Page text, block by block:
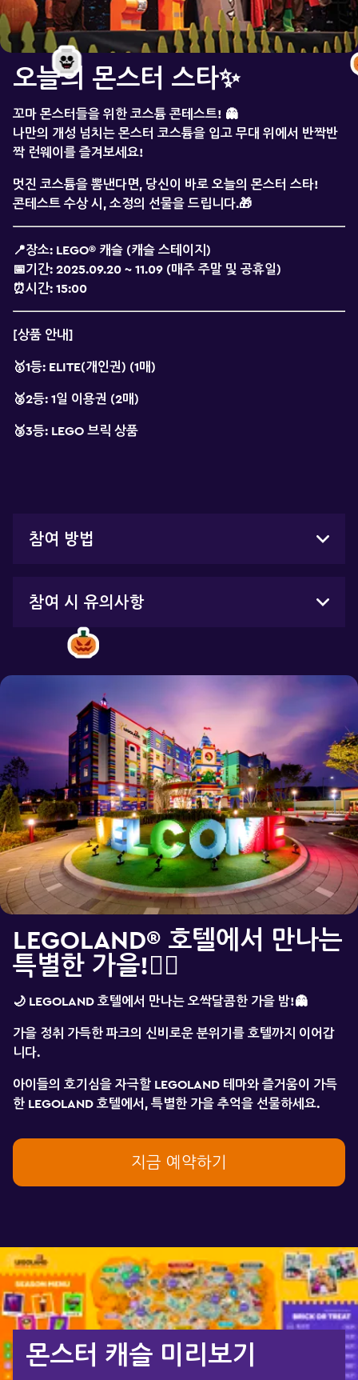
오늘의 몬스터 스타✨
꼬마 몬스터들을 위한 코스튬 콘테스트! 👻
나만의 개성 넘치는 몬스터 코스튬을 입고 무대 위에서 반짝반
짝 런웨이를 즐겨보세요!
멋진 코스튬을 뽐낸다면, 당신이 바로 오늘의 몬스터 스타!
콘테스트 수상 시, 소정의 선물을 드립니다.🎁
📍장소: LEGO® 캐슬 (캐슬 스테이지)
📅기간: 2025.09.20 ~ 11.09 (매주 주말 및 공휴일)
⏰시간: 15:00
[상품 안내]
🥇1등: ELITE(개인권) (1매)
🥈2등: 1일 이용권 (2매)
🥉3등: LEGO 브릭 상품
참여 방법
참여 시 유의사항
LEGOLAND® 호텔에서 만나는
특별한 가을!🧛‍♂️
🌙 LEGOLAND 호텔에서 만나는 오싹달콤한 가을 밤!👻
가을 정취 가득한 파크의 신비로운 분위기를 호텔까지 이어갑
니다.
아이들의 호기심을 자극할 LEGOLAND 테마와 즐거움이 가득
한 LEGOLAND 호텔에서, 특별한 가을 추억을 선물하세요.
지금 예약하기
몬스터 캐슬 미리보기